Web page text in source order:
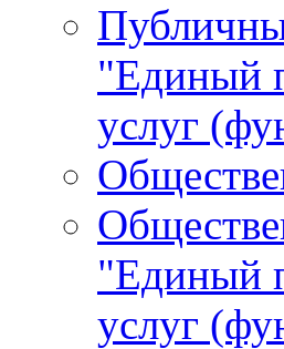
"Единый
услуг
"Единый
услуг